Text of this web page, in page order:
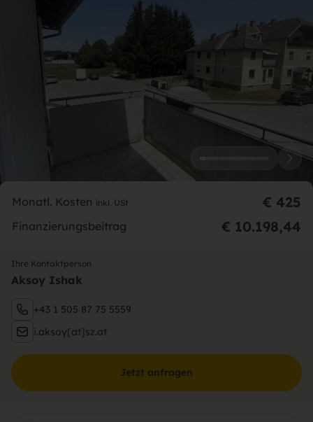
Monatl. Kosten inkl. USt € 425
Finanzierungsbeitrag € 10.198,44
Ihre Kontaktperson
Aksoy Ishak
+43 1 505 87 75 5559
i.aksoy[at]sz.at
Jetzt anfragen